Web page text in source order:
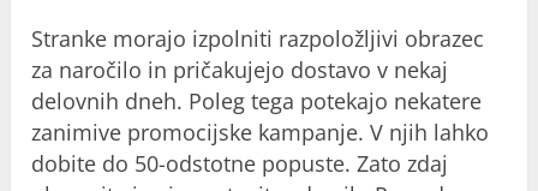
Stranke morajo izpolniti razpoložljivi obrazec
za naročilo in pričakujejo dostavo v nekaj
delovnih dneh. Poleg tega potekajo nekatere
zanimive promocijske kampanje. V njih lahko
dobite do 50-odstotne popuste. Zato zdaj